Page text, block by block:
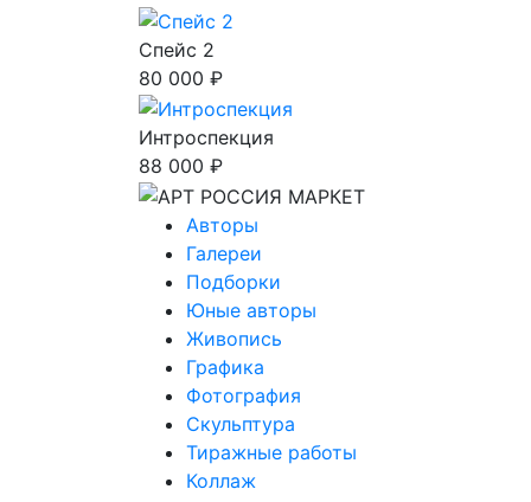
Спейс 2
80 000 ₽
Интроспекция
88 000 ₽
Авторы
Галереи
Подборки
Юные авторы
Живопись
Графика
Фотография
Скульптура
Тиражные работы
Коллаж